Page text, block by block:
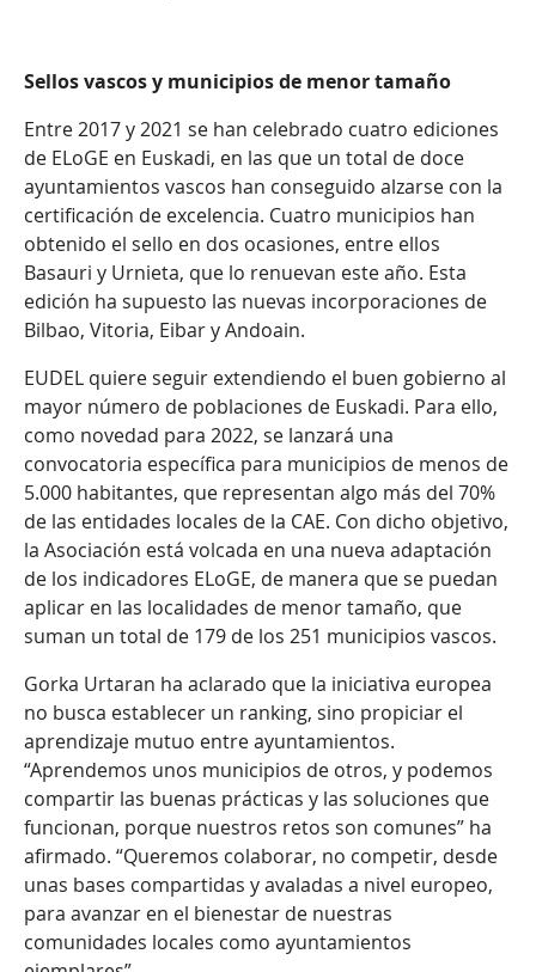
Sellos vascos y municipios de menor tamaño
Entre 2017 y 2021 se han celebrado cuatro ediciones
de ELoGE en Euskadi, en las que un total de doce
ayuntamientos vascos han conseguido alzarse con la
certificación de excelencia. Cuatro municipios han
obtenido el sello en dos ocasiones, entre ellos
Basauri y Urnieta, que lo renuevan este año. Esta
edición ha supuesto las nuevas incorporaciones de
Bilbao, Vitoria, Eibar y Andoain.
EUDEL quiere seguir extendiendo el buen gobierno al
mayor número de poblaciones de Euskadi. Para ello,
como novedad para 2022, se lanzará una
convocatoria específica para municipios de menos de
5.000 habitantes, que representan algo más del 70%
de las entidades locales de la CAE. Con dicho objetivo,
la Asociación está volcada en una nueva adaptación
de los indicadores ELoGE, de manera que se puedan
aplicar en las localidades de menor tamaño, que
suman un total de 179 de los 251 municipios vascos.
Gorka Urtaran ha aclarado que la iniciativa europea
no busca establecer un ranking, sino propiciar el
aprendizaje mutuo entre ayuntamientos.
“Aprendemos unos municipios de otros, y podemos
compartir las buenas prácticas y las soluciones que
funcionan, porque nuestros retos son comunes” ha
afirmado. “Queremos colaborar, no competir, desde
unas bases compartidas y avaladas a nivel europeo,
para avanzar en el bienestar de nuestras
comunidades locales como ayuntamientos